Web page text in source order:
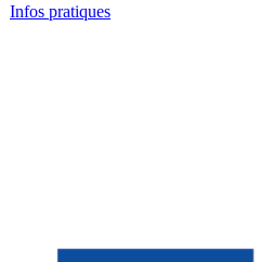
Infos pratiques